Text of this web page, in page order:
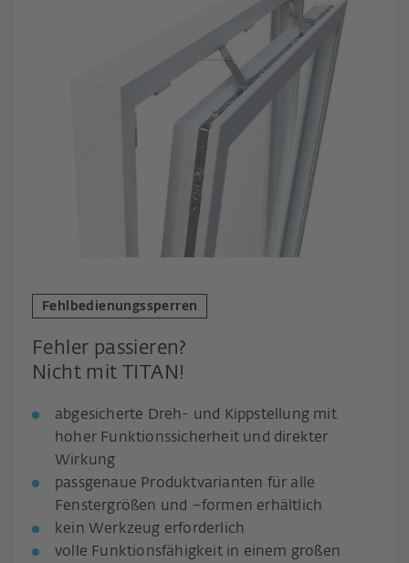
Fehlbedienungssperren
Fehler passieren?
Nicht mit TITAN!
abgesicherte Dreh- und Kippstellung mit
hoher Funktionssicherheit und direkter
Wirkung
passgenaue Produktvarianten für alle
Fenstergrößen und –formen erhältlich
kein Werkzeug erforderlich
volle Funktionsfähigkeit in einem großen